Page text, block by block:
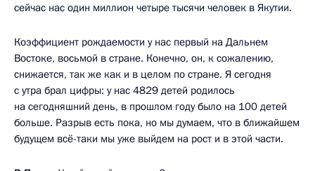
сейчас нас один миллион четыре тысячи человек в Якутии.
Коэффициент рождаемости у нас первый на Дальнем
Востоке, восьмой в стране. Конечно, он, к сожалению,
снижается, так же как и в целом по стране. Я сегодня
с утра брал цифры: у нас 4829 детей родилось
на сегодняшний день, в прошлом году было на 100 детей
больше. Разрыв есть пока, но мы думаем, что в ближайшем
будущем всё-таки мы уже выйдем на рост и в этой части.